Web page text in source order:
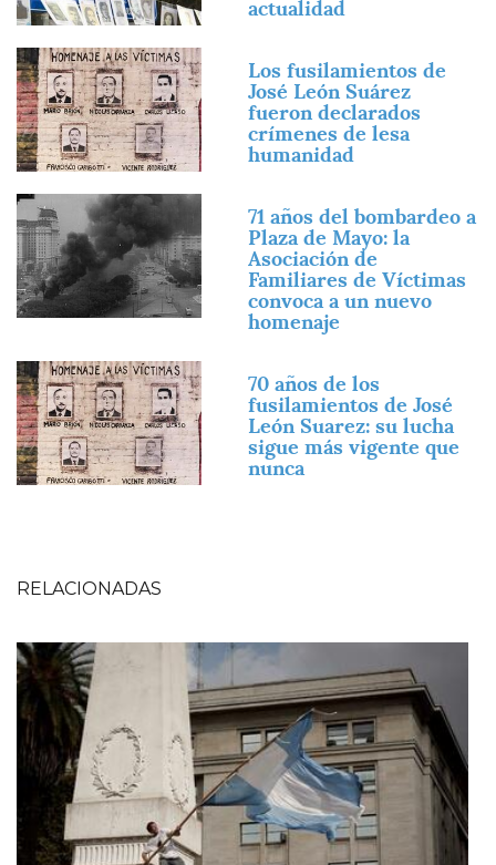
actualidad
Imagen
Los fusilamientos de
José León Suárez
fueron declarados
crímenes de lesa
humanidad
Imagen
71 años del bombardeo a
Plaza de Mayo: la
Asociación de
Familiares de Víctimas
convoca a un nuevo
homenaje
Imagen
70 años de los
fusilamientos de José
León Suarez: su lucha
sigue más vigente que
nunca
RELACIONADAS
Imagen